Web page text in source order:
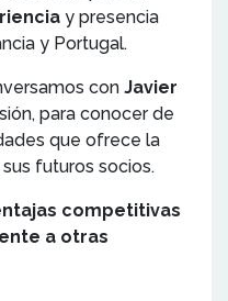
y presencia
y Portugal.
con Javier
para conocer de
que ofrece la
futuros socios.
competitivas
a otras